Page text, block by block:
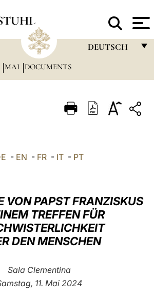
DEUTSCH
ITALIANO
العربيّة
中文
LATINE
MAI DOCUMENTS
- EN - FR- IT- PT
VON PAPST FRANZISKUS
TREFFEN FÜR
DEN MENSCHEN
Sala Clementina
11. Mai 2024